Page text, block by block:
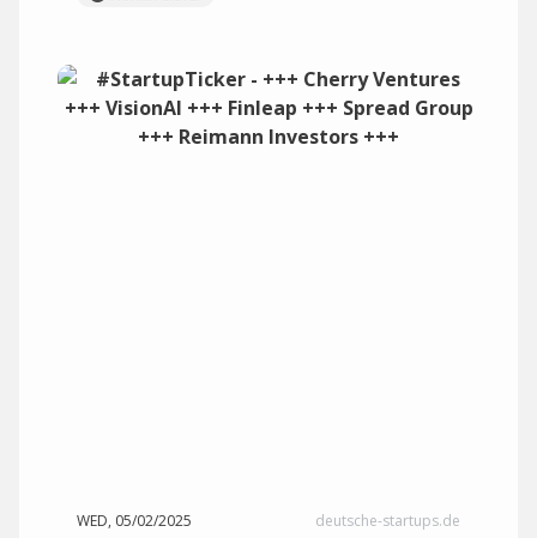
WED, 05/02/2025 deutsche-startups.de